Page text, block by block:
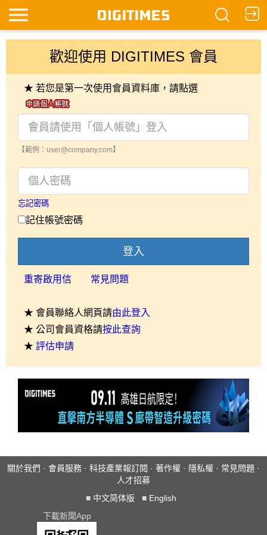
歡迎使用 DIGITIMES 會員
★ 若您是第一次使用會員資料庫，請點選
【範例：user@company.com】
忘記密碼
記住帳號密碼
登入
重寄啟用信 常見問題
★ 會員聯絡人網頁請由此登入
★ 公司會員資格請按此查詢
★ 評估申請
關於我們 · 會員服務 · 科技產業報訂閱 · 著作權 · 隱私權 · 常見問題 ·
人才招募
■ 中文简体版 ■ English
下載新聞App